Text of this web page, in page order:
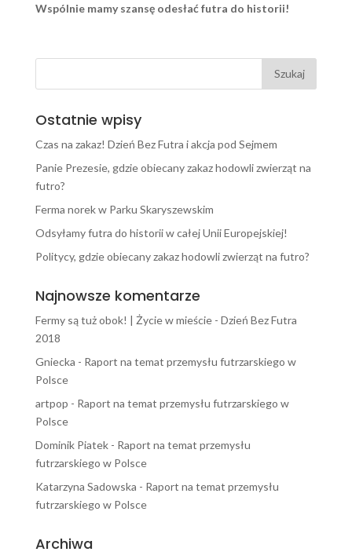
Wspólnie mamy szansę odesłać futra do historii!
Ostatnie wpisy
Czas na zakaz! Dzień Bez Futra i akcja pod Sejmem
Panie Prezesie, gdzie obiecany zakaz hodowli zwierząt na
futro?
Ferma norek w Parku Skaryszewskim
Odsyłamy futra do historii w całej Unii Europejskiej!
Politycy, gdzie obiecany zakaz hodowli zwierząt na futro?
Najnowsze komentarze
Fermy są tuż obok! | Życie w mieście- Dzień Bez Futra
2018
Gniecka - Raport na temat przemysłu futrzarskiego w
Polsce
artpop - Raport na temat przemysłu futrzarskiego w
Polsce
Dominik Piatek- Raport na temat przemysłu
futrzarskiego w Polsce
Katarzyna Sadowska - Raport na temat przemysłu
futrzarskiego w Polsce
Archiwa